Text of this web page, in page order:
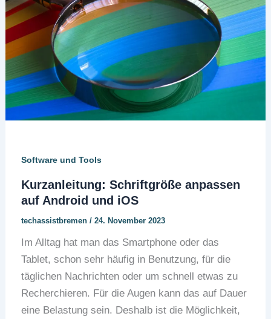
Software und Tools
Kurzanleitung: Schriftgröße anpassen
auf Android und iOS
techassistbremen / 24. November 2023
Im Alltag hat man das Smartphone oder das
Tablet, schon sehr häufig in Benutzung, für die
täglichen Nachrichten oder um schnell etwas zu
Recherchieren. Für die Augen kann das auf Dauer
eine Belastung sein. Deshalb ist die Möglichkeit,